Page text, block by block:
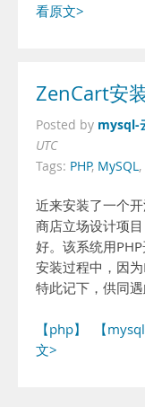
看原文>
ZenCart安
Posted by mysql-
UTC
Tags: PHP, MySQL,
近来安装了一个
商店立场设计项
好。该系统用
安装过程中，因
特此记下，供同遇
【php】 【mysql
文>